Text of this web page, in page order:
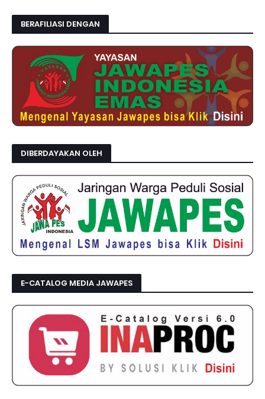
BERAFILIASI DENGAN
DIBERDAYAKAN OLEH
E-CATALOG MEDIA JAWAPES